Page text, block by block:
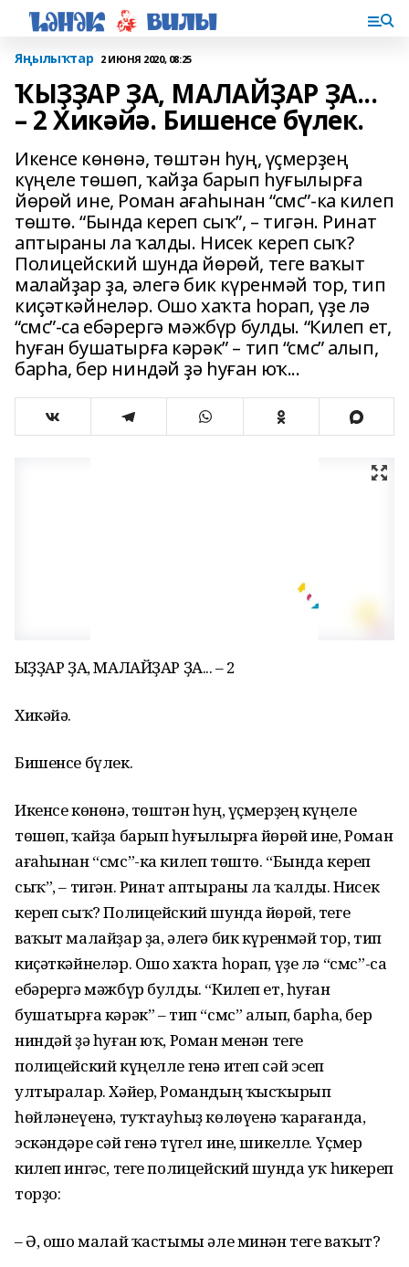
Яңылыҡтар 2 ИЮНЯ 2020, 08:25
ҠЫҘҘАР ҘА, МАЛАЙҘАР ҘА...
– 2 Хикәйә. Бишенсе бүлек.
Икенсе көнөнә, төштән һуң, үҫмерҙең
күңеле төшөп, ҡайҙа барып һуғылырға
йөрөй ине, Роман ағаһынан “смс”-ка килеп
төштө. “Бында кереп сыҡ”, – тигән. Ринат
аптыраны ла ҡалды. Нисек кереп сыҡ?
Полицейский шунда йөрөй, теге ваҡыт
малайҙар ҙа, әлегә бик күренмәй тор, тип
киҫәткәйнеләр. Ошо хаҡта һорап, үҙе лә
“смс”-са ебәрергә мәжбүр булды. “Килеп ет,
һуған бушатырға кәрәк” – тип “смс” алып,
барһа, бер ниндәй ҙә һуған юҡ...
ҠЫҘҘАР ҘА, МАЛАЙҘАР ҘА... – 2
Хикәйә.
Бишенсе бүлек.
Икенсе көнөнә, төштән һуң, үҫмерҙең күңеле
төшөп, ҡайҙа барып һуғылырға йөрөй ине, Роман
ағаһынан “смс”-ка килеп төштө. “Бында кереп
сыҡ”, – тигән. Ринат аптыраны ла ҡалды. Нисек
кереп сыҡ? Полицейский шунда йөрөй, теге
ваҡыт малайҙар ҙа, әлегә бик күренмәй тор, тип
киҫәткәйнеләр. Ошо хаҡта һорап, үҙе лә “смс”-са
ебәрергә мәжбүр булды. “Килеп ет, һуған
бушатырға кәрәк” – тип “смс” алып, барһа, бер
ниндәй ҙә һуған юҡ, Роман менән теге
полицейский күңелле генә итеп сәй эсеп
ултыралар. Хәйер, Романдың ҡысҡырып
һөйләнеүенә, туҡтауһыҙ көлөүенә ҡарағанда,
эскәндәре сәй генә түгел ине, шикелле. Үҫмер
килеп ингәс, теге полицейский шунда уҡ һикереп
торҙо:
– Ә, ошо малай ҡастымы әле минән теге ваҡыт?